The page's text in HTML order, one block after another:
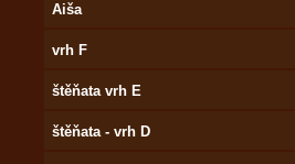
Aiša
vrh F
štěňata vrh E
štěňata - vrh D